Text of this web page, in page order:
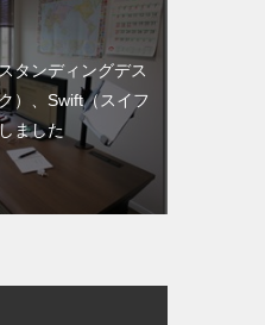
タンディングデス
）、Swift（スイフ
ました